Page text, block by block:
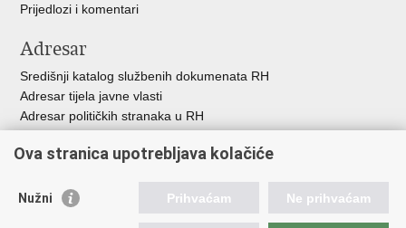
Prijedlozi i komentari
Adresar
Središnji katalog službenih dokumenata RH
Adresar tijela javne vlasti
Adresar političkih stranaka u RH
Besplatni telefoni javne uprave
Važne poveznice
Ova stranica upotrebljava kolačiće
Nužni Prihvaćam Ne prihvaćam